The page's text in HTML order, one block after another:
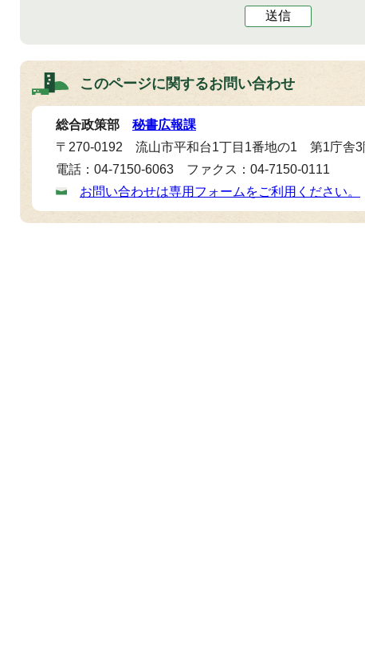
送信
このページに関するお問い合わせ
総合政策部 秘書広報課
〒270-0192 流山市平和台1丁目1番地の1 第1庁舎3
電話：04-7150-6063 ファクス：04-7150-0111
お問い合わせは専用フォームをご利用ください。